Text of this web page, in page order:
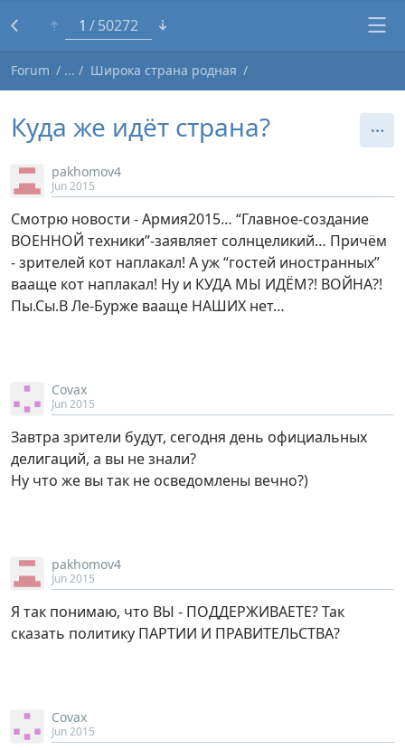
1 50272
Forum Широка страна родная
Куда же идёт страна?
pakhomov4
Jun 2015
Смотрю новости - Армия2015… “Главное-создание
ВОЕННОЙ техники”-заявляет солнцеликий… Причём
- зрителей кот наплакал! А уж “гостей иностранных”
вааще кот наплакал! Ну и КУДА МЫ ИДЁМ?! ВОЙНА?!
Пы.Сы.В Ле-Бурже вааще НАШИХ нет…
Covax
Jun 2015
Завтра зрители будут, сегодня день официальных
делигаций, а вы не знали?
Ну что же вы так не осведомлены вечно?)
pakhomov4
Jun 2015
Я так понимаю, что ВЫ - ПОДДЕРЖИВАЕТЕ? Так
сказать политику ПАРТИИ И ПРАВИТЕЛЬСТВА?
Covax
Jun 2015